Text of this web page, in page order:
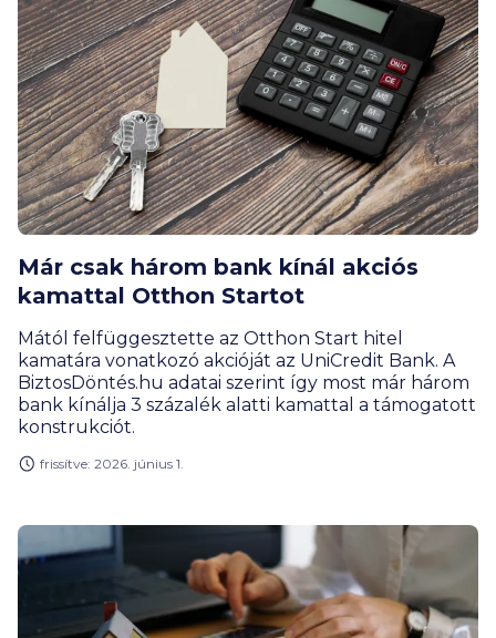
Már csak három bank kínál akciós
kamattal Otthon Startot
Mától felfüggesztette az Otthon Start hitel
kamatára vonatkozó akcióját az UniCredit Bank. A
BiztosDöntés.hu adatai szerint így most már három
bank kínálja 3 százalék alatti kamattal a támogatott
konstrukciót.
frissítve: 2026. június 1.